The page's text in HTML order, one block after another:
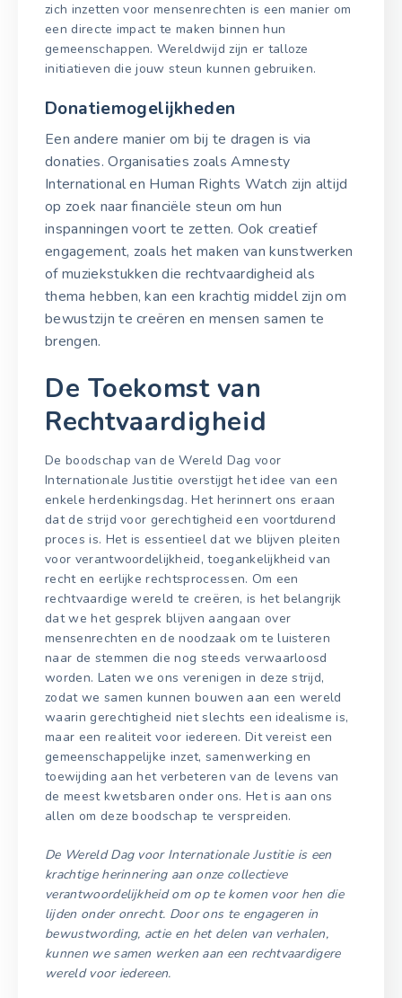
zich inzetten voor mensenrechten is een manier om
een directe impact te maken binnen hun
gemeenschappen. Wereldwijd zijn er talloze
initiatieven die jouw steun kunnen gebruiken.
Donatiemogelijkheden
Een andere manier om bij te dragen is via
donaties. Organisaties zoals Amnesty
International en Human Rights Watch zijn altijd
op zoek naar financiële steun om hun
inspanningen voort te zetten. Ook creatief
engagement, zoals het maken van kunstwerken
of muziekstukken die rechtvaardigheid als
thema hebben, kan een krachtig middel zijn om
bewustzijn te creëren en mensen samen te
brengen.
De Toekomst van
Rechtvaardigheid
De boodschap van de Wereld Dag voor
Internationale Justitie overstijgt het idee van een
enkele herdenkingsdag. Het herinnert ons eraan
dat de strijd voor gerechtigheid een voortdurend
proces is. Het is essentieel dat we blijven pleiten
voor verantwoordelijkheid, toegankelijkheid van
recht en eerlijke rechtsprocessen. Om een
rechtvaardige wereld te creëren, is het belangrijk
dat we het gesprek blijven aangaan over
mensenrechten en de noodzaak om te luisteren
naar de stemmen die nog steeds verwaarloosd
worden. Laten we ons verenigen in deze strijd,
zodat we samen kunnen bouwen aan een wereld
waarin gerechtigheid niet slechts een idealisme is,
maar een realiteit voor iedereen. Dit vereist een
gemeenschappelijke inzet, samenwerking en
toewijding aan het verbeteren van de levens van
de meest kwetsbaren onder ons. Het is aan ons
allen om deze boodschap te verspreiden.
De Wereld Dag voor Internationale Justitie is een
krachtige herinnering aan onze collectieve
verantwoordelijkheid om op te komen voor hen die
lijden onder onrecht. Door ons te engageren in
bewustwording, actie en het delen van verhalen,
kunnen we samen werken aan een rechtvaardigere
wereld voor iedereen.